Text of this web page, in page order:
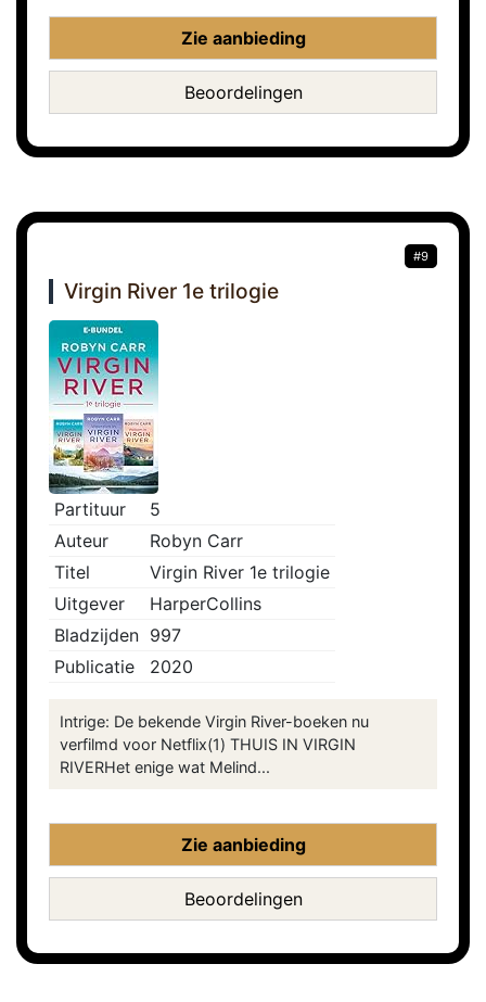
Zie aanbieding
Beoordelingen
#9
Virgin River 1e trilogie
Partituur
5
Auteur
Robyn Carr
Titel
Virgin River 1e trilogie
Uitgever
HarperCollins
Bladzijden 997
Publicatie
2020
Intrige: De bekende Virgin River-boeken nu
verfilmd voor Netflix(1) THUIS IN VIRGIN
RIVERHet enige wat Melind...
Zie aanbieding
Beoordelingen